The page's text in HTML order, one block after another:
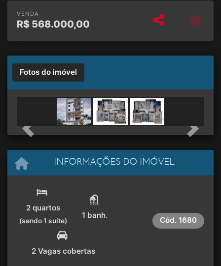
VENDA
R$ 568.000,00
Fotos do imóvel
Unidade 3 quartos
Previous Next
INFORMAÇÕES DO IMÓVEL
2 quartos
(sendo 1 suíte)
1 banh.
2 Vagas cobertas
Cód. 1680